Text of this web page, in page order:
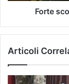
Forte
Articoli